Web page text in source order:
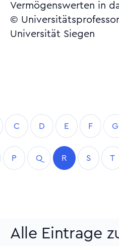
Vermögenswerten in
©
Universität Siegen
C D E F G
P Q R S T
Alle Eintrage